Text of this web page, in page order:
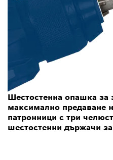
Шестостенна опашка за
максимално предаване
патронници с три
шестостенни държачи